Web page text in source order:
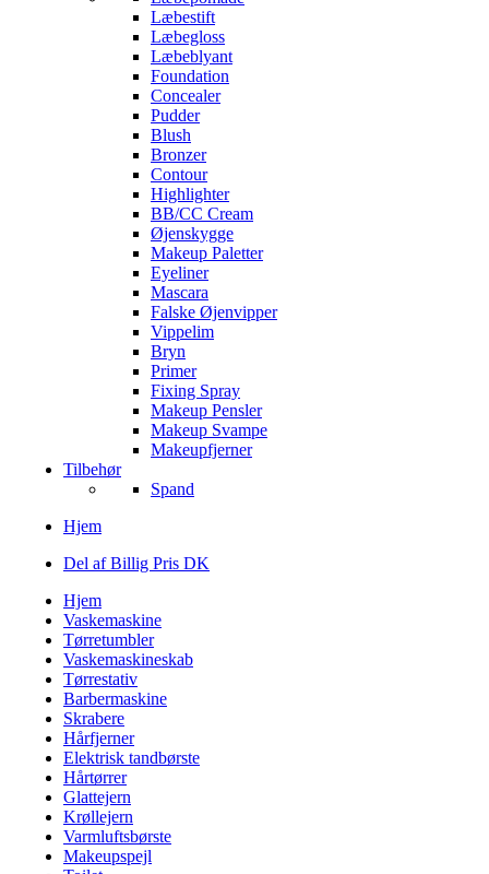
Læbestift
Læbegloss
Læbeblyant
Foundation
Concealer
Pudder
Blush
Bronzer
Contour
Highlighter
BB/CC Cream
Øjenskygge
Makeup Paletter
Eyeliner
Mascara
Falske Øjenvipper
Vippelim
Bryn
Primer
Fixing Spray
Makeup Pensler
Makeup Svampe
Makeupfjerner
Tilbehør
Spand
Hjem
Del af Billig Pris DK
Hjem
Vaskemaskine
Tørretumbler
Vaskemaskineskab
Tørrestativ
Barbermaskine
Skrabere
Hårfjerner
Elektrisk tandbørste
Hårtørrer
Glattejern
Krøllejern
Varmluftsbørste
Makeupspejl